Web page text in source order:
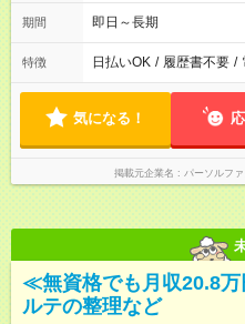
期間 即日～長期
特徴 日払いOK / 履歴書不要 /
気になる！
掲載元企業名 パーソルフ
≪無資格でも月収20.8
ルテの整理など